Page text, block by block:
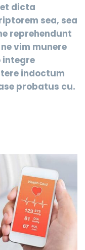
dicta
sea, sea
reprehendunt
vim munere
integre
indoctum
probatus cu.